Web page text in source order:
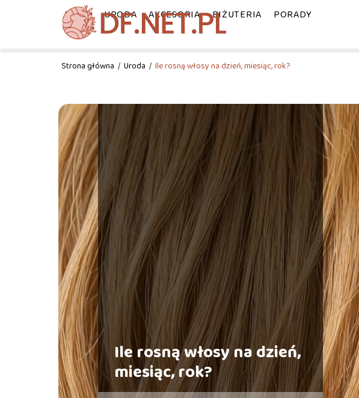
MODA URODA AKCESORIA BIŻUTERIA PORADY
Strona główna / Uroda / Ile rosną włosy na dzień, miesiąc, rok?
Ile rosną włosy na dzień,
miesiąc, rok?